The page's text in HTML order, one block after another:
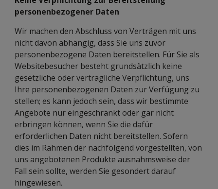
personenbezogener Daten
Wir machen den Abschluss von Verträgen mit uns
nicht davon abhängig, dass Sie uns zuvor
personenbezogene Daten bereitstellen. Für Sie als
Websitebesucher besteht grundsätzlich keine
gesetzliche oder vertragliche Verpflichtung, uns
Ihre personenbezogenen Daten zur Verfügung zu
stellen; es kann jedoch sein, dass wir bestimmte
Angebote nur eingeschränkt oder gar nicht
erbringen können, wenn Sie die dafür
erforderlichen Daten nicht bereitstellen. Sofern
dies im Rahmen der nachfolgend vorgestellten, von
uns angebotenen Produkte ausnahmsweise der
Fall sein sollte, werden Sie gesondert darauf
hingewiesen.